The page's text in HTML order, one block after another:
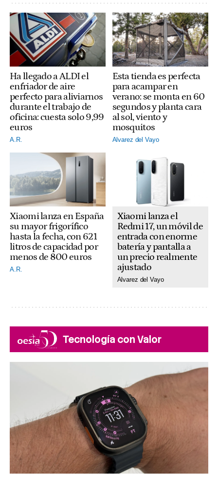
Ha llegado a ALDI el
enfriador de aire
perfecto para aliviarnos
durante el trabajo de
oficina: cuesta solo 9,99
euros
A.R.
Esta tienda es perfecta
para acampar en
verano: se monta en 60
segundos y planta cara
al sol, viento y
mosquitos
Alvarez del Vayo
Xiaomi lanza en España
su mayor frigorífico
hasta la fecha, con 621
litros de capacidad por
menos de 800 euros
A.R.
Xiaomi lanza el
Redmi 17, un móvil de
entrada con enorme
batería y pantalla a
un precio realmente
ajustado
Alvarez del Vayo
Tecnología con Valor